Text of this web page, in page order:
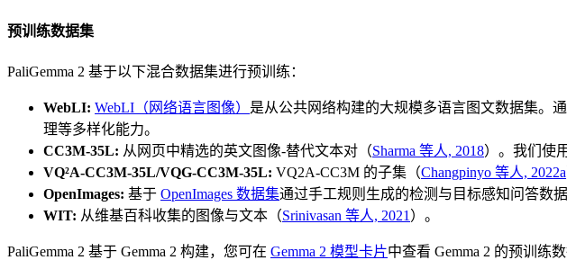
预训练数据集
PaliGemma 2 基于以下混合数据集进行预训练：
WebLI: WebLI（网络语言图像） 是从公共网络构建的大规模多语言图文数据集。
理等多样化能力。
CC3M-35L: 从网页中精选的英文图像-替代文本对（Sharma 等人, 2018）。我们使用
VQ²A-CC3M-35L/VQG-CC3M-35L: VQ2A-CC3M 的子集（Changpinyo 等人, 2022a
OpenImages: 基于 OpenImages 数据集通过手工规则生成的检测与目标感知问答数
WIT: 从维基百科收集的图像与文本（Srinivasan 等人, 2021 ）。
PaliGemma 2 基于 Gemma 2 构建，您可在 Gemma 2 模型卡片中查看 Gemma 2 的预训练数